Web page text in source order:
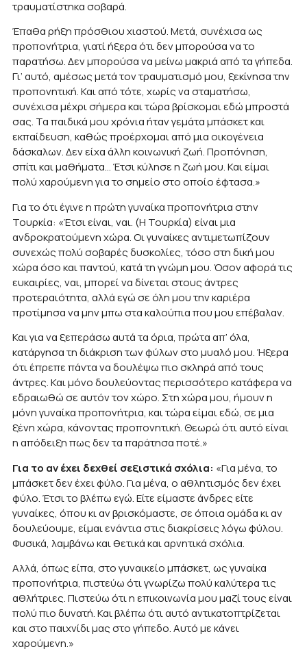
τραυματίστηκα σοβαρά.
Έπαθα ρήξη πρόσθιου χιαστού. Μετά, συνέχισα ως
προπονήτρια, γιατί ήξερα ότι δεν μπορούσα να το
παρατήσω. Δεν μπορούσα να μείνω μακριά από τα γήπεδα.
Γι’ αυτό, αμέσως μετά τον τραυματισμό μου, ξεκίνησα την
προπονητική. Και από τότε, χωρίς να σταματήσω,
συνέχισα μέχρι σήμερα και τώρα βρίσκομαι εδώ μπροστά
σας. Τα παιδικά μου χρόνια ήταν γεμάτα μπάσκετ και
εκπαίδευση, καθώς προέρχομαι από μια οικογένεια
δάσκαλων. Δεν είχα άλλη κοινωνική ζωή. Προπόνηση,
σπίτι και μαθήματα… Έτσι κύλησε η ζωή μου. Και είμαι
πολύ χαρούμενη για το σημείο στο οποίο έφτασα.»
Για το ότι έγινε η πρώτη γυναίκα προπονήτρια στην
Τουρκία: «Έτσι είναι, ναι. (Η Τουρκία) είναι μια
ανδροκρατούμενη χώρα. Οι γυναίκες αντιμετωπίζουν
συνεχώς πολύ σοβαρές δυσκολίες, τόσο στη δική μου
χώρα όσο και παντού, κατά τη γνώμη μου. Όσον αφορά τις
ευκαιρίες, ναι, μπορεί να δίνεται στους άντρες
προτεραιότητα, αλλά εγώ σε όλη μου την καριέρα
προτίμησα να μην μπω στα καλούπια που μου επέβαλαν.
Και για να ξεπεράσω αυτά τα όρια, πρώτα απ’ όλα,
κατάργησα τη διάκριση των φύλων στο μυαλό μου. Ήξερα
ότι έπρεπε πάντα να δουλέψω πιο σκληρά από τους
άντρες. Και μόνο δουλεύοντας περισσότερο κατάφερα να
εδραιωθώ σε αυτόν τον χώρο. Στη χώρα μου, ήμουν η
μόνη γυναίκα προπονήτρια, και τώρα είμαι εδώ, σε μια
ξένη χώρα, κάνοντας προπονητική. Θεωρώ ότι αυτό είναι
η απόδειξη πως δεν τα παράτησα ποτέ.»
Για το αν έχει δεχθεί σεξιστικά σχόλια: «Για μένα, το
μπάσκετ δεν έχει φύλο. Για μένα, ο αθλητισμός δεν έχει
φύλο. Έτσι το βλέπω εγώ. Είτε είμαστε άνδρες είτε
γυναίκες, όπου κι αν βρισκόμαστε, σε όποια ομάδα κι αν
δουλεύουμε, είμαι ενάντια στις διακρίσεις λόγω φύλου.
Φυσικά, λαμβάνω και θετικά και αρνητικά σχόλια.
Αλλά, όπως είπα, στο γυναικείο μπάσκετ, ως γυναίκα
προπονήτρια, πιστεύω ότι γνωρίζω πολύ καλύτερα τις
αθλήτριες. Πιστεύω ότι η επικοινωνία μου μαζί τους είναι
πολύ πιο δυνατή. Και βλέπω ότι αυτό αντικατοπτρίζεται
και στο παιχνίδι μας στο γήπεδο. Αυτό με κάνει
χαρούμενη.»